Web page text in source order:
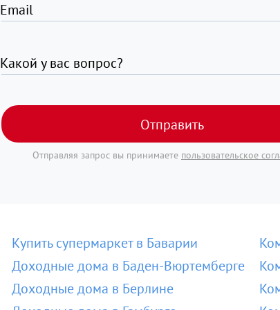
Email
Какой у вас вопрос?
Отправить
Отправляя запрос вы принимаете пользовательское
Купить супермаркет в Баварии
Доходные дома в Баден-Вюртемберге
Доходные дома в Берлине